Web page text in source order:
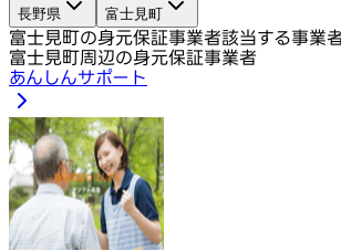
長野県
富士見町
富士見町の身元保証事業者該当する事業
富士見町周辺の身元保証事業者
あんしんサポート